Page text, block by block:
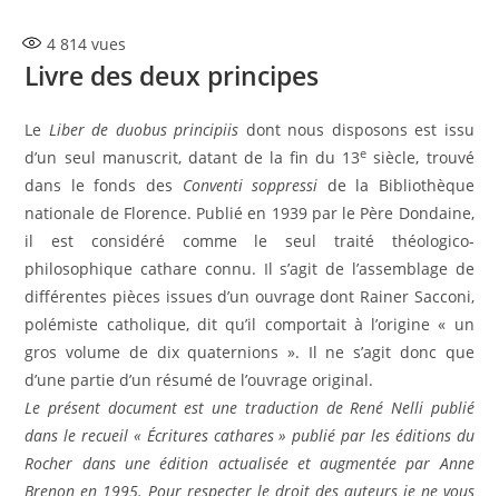
publication :
4 814 vues
Livre des deux principes
Le Liber de duobus principiis dont nous disposons est issu
d’un seul manuscrit, datant de la fin du 13e siècle, trouvé
dans le fonds des Conventi soppressi de la Bibliothèque
nationale de Florence. Publié en 1939 par le Père Dondaine,
il est considéré comme le seul traité théologico-
philosophique cathare connu. Il s’agit de l’assemblage de
différentes pièces issues d’un ouvrage dont Rainer Sacconi,
polémiste catholique, dit qu’il comportait à l’origine « un
gros volume de dix quaternions ». Il ne s’agit donc que
d’une partie d’un résumé de l’ouvrage original.
Le présent document est une traduction de René Nelli publié
dans le recueil « Écritures cathares » publié par les éditions du
Rocher dans une édition actualisée et augmentée par Anne
Brenon en 1995. Pour respecter le droit des auteurs je ne vous